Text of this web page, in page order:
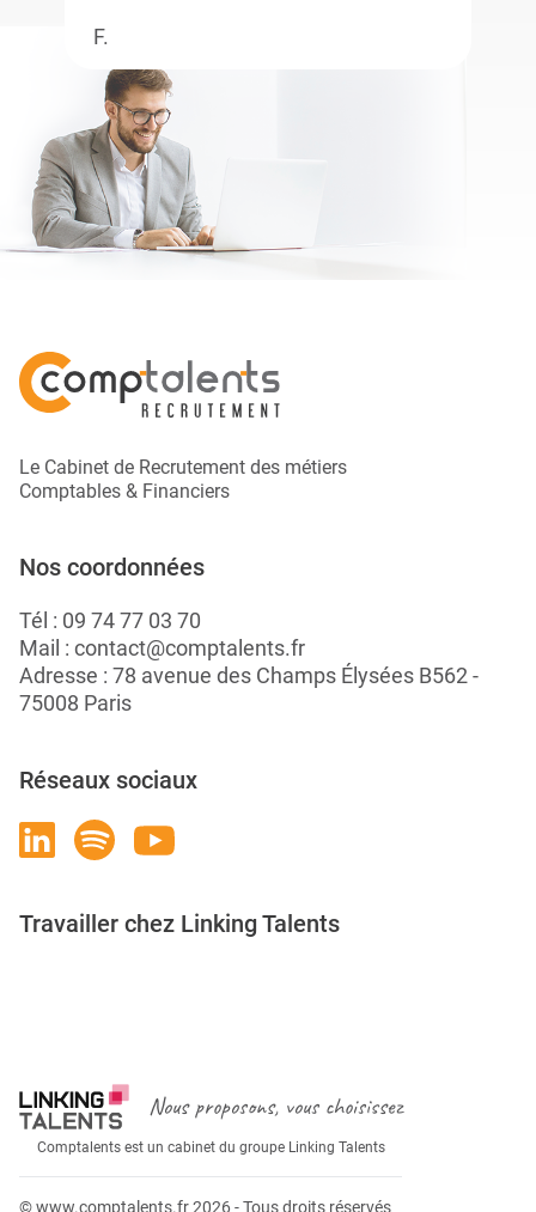
F.
Le Cabinet de Recrutement des métiers
Comptables & Financiers
Nos coordonnées
Tél : 09 74 77 03 70
Mail : contact@comptalents.fr
Adresse : 78 avenue des Champs Élysées B562 -
75008 Paris
Réseaux sociaux
Travailler chez Linking Talents
Nous proposons, vous choisissez
Comptalents est un cabinet du groupe Linking Talents
© www.comptalents.fr 2026 - Tous droits réservés